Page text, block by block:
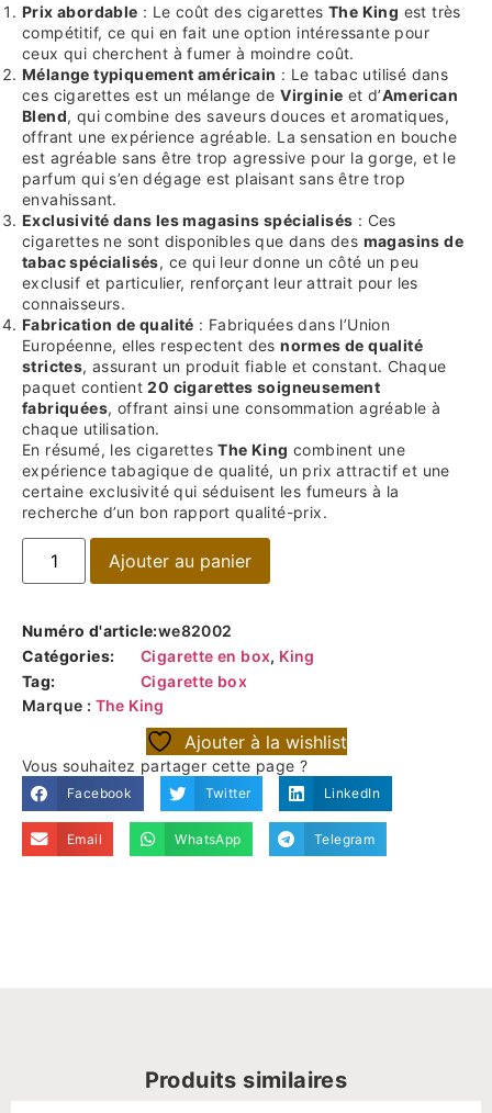
Prix abordable : Le coût des cigarettesThe King est très
compétitif, ce qui en fait une option intéressante pour
ceux qui cherchent à fumer à moindre coût.
Mélange typiquement américain : Le tabac utilisé dans
ces cigarettes est un mélange deVirginie et d’American
Blend, qui combine des saveurs douces et aromatiques,
offrant une expérience agréable. La sensation en bouche
est agréable sans être trop agressive pour la gorge, et le
parfum qui s’en dégage est plaisant sans être trop
envahissant.
Exclusivité dans les magasins spécialisés : Ces
cigarettes ne sont disponibles que dans des magasins de
tabac spécialisés, ce qui leur donne un côté un peu
exclusif et particulier, renforçant leur attrait pour les
connaisseurs.
Fabrication de qualité : Fabriquées dans l’Union
Européenne, elles respectent desnormes de qualité
strictes, assurant un produit fiable et constant. Chaque
paquet contient20 cigarettes soigneusement
fabriquées, offrant ainsi une consommation agréable à
chaque utilisation.
En résumé, les cigarettesThe King combinent une
expérience tabagique de qualité, un prix attractif et une
certaine exclusivité qui séduisent les fumeurs à la
recherche d’un bon rapport qualité-prix.
Ajouter au panier
Numéro d'article:we82002
Catégories:
Cigarette en box, King
Tag:
Cigarette box
Marque : The King
Ajouter à la wishlist
Vous souhaitez partager cette page ?
Facebook Twitter LinkedIn
Email WhatsApp Telegram
Produits similaires